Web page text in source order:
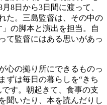
8日から3日間に渡って、
た。三島監督は、その中の
の脚本と演出を担当。自
て監督にはある思いがあっ
心の拠り所にできるものっ
ずは毎日の暮らしを“きち
す。朝起きて、食事の支
聞いたり、本を読んだりし